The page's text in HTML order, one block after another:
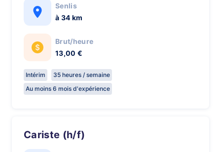
Senlis
à 34 km
Brut/heure
13,00 €
Intérim
35 heures / semaine
Au moins 6 mois d'expérience
Cariste (h/f)